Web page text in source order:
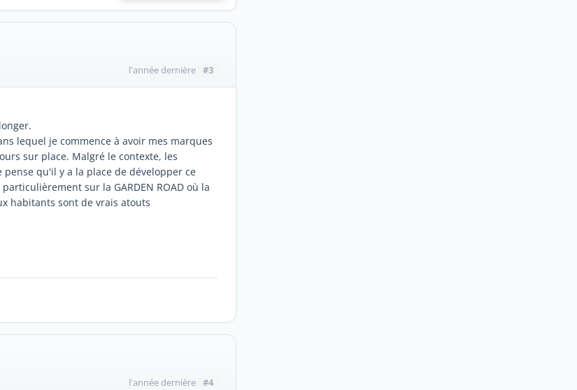
l'année dernière #3
lequel je commence à avoir mes marques
sur place. Malgré le contexte, les
qu'il y a la place de développer ce
sur la GARDEN ROAD où la
habitants sont de vrais atouts
l'année dernière #4